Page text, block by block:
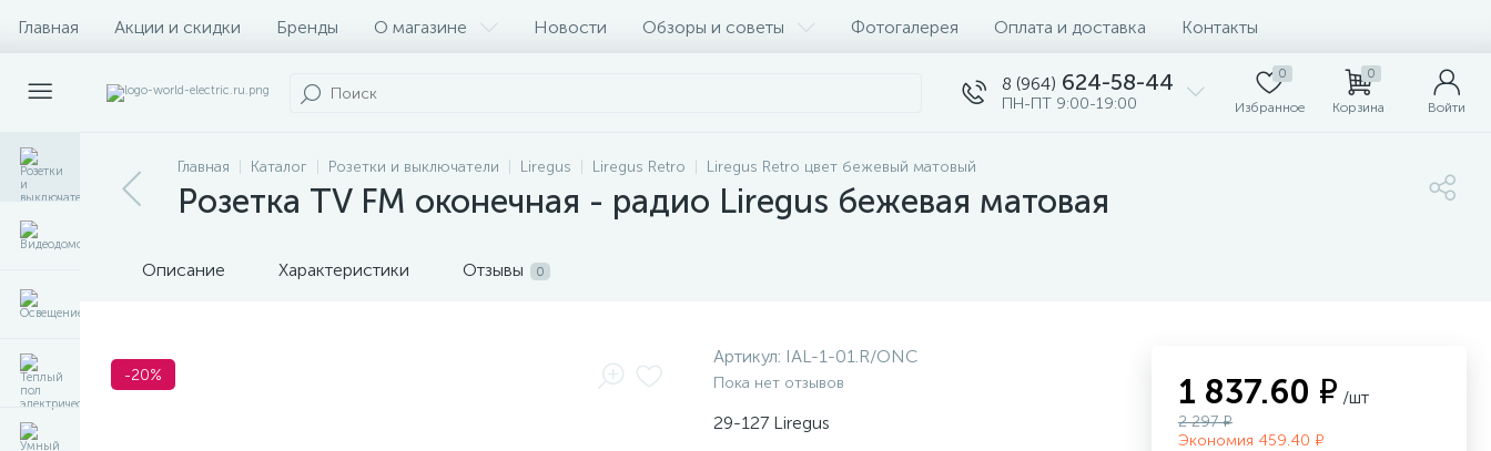
Главная Акции и скидки Бренды О магазине Новости Обзоры и советы Фотогалерея Оплата и доставка Контакты
8 (964) 624-58-44
ПН-ПТ 9:00-19:00
0
Избранное
0
Корзина Войти
Главная Каталог Розетки и выключатели Liregus Liregus Retro Liregus Retro цвет бежевый матовый
Розетка TV FM оконечная - радио Liregus бежевая матовая
Описание Характеристики Отзывы 0
-20%
Артикул: IAL-1-01.R/ONC
Пока нет отзывов
29-127 Liregus
1 837.60 ₽ /шт
2 297 ₽
Экономия 459.40 ₽